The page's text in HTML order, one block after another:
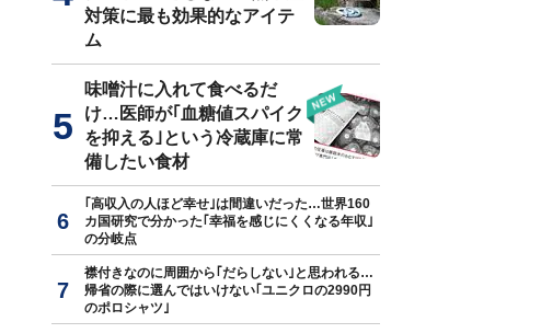
対策に最も効果的なアイテ
ム
味噌汁に入れて食べるだ
け…医師が｢血糖値スパイク
を抑える｣という冷蔵庫に常
備したい食材
｢高収入の人ほど幸せ｣は間違いだった…世界160
カ国研究で分かった｢幸福を感じにくくなる年収｣
の分岐点
襟付きなのに周囲から｢だらしない｣と思われる…
帰省の際に選んではいけない｢ユニクロの2990円
のポロシャツ｣